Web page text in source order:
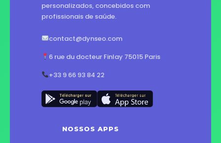
personalizados, concebidos com
profissionais de saúde.
contact@dynseo.com
6 rue du docteur Finlay 75015 Paris
+33 9 66 93 84 22
NOSSOS APPS